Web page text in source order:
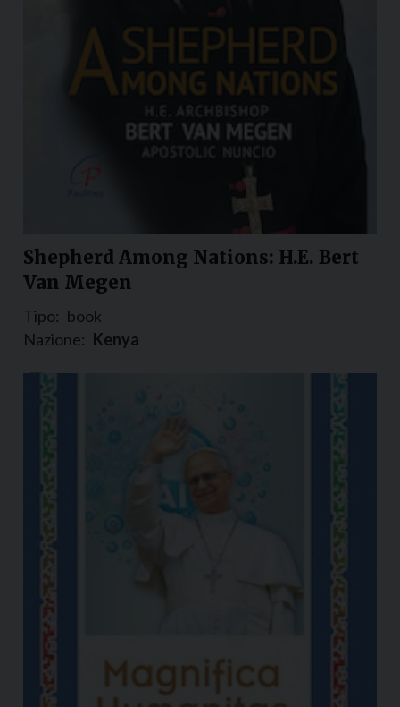
Shepherd Among Nations: H.E. Bert
Van Megen
Tipo: book
Nazione: Kenya